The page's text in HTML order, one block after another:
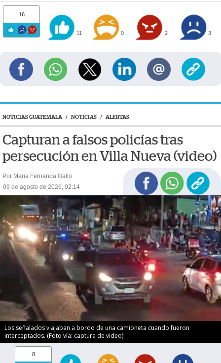
16
11 0 2 3
NOTICIAS GUATEMALA / NOTICIAS / ALERTAS
Capturan a falsos policías tras
persecución en Villa Nueva (video)
Por Maria Fernanda Gallo
09 de agosto de 2026, 02:14
Los señalados viajaban a bordo de una camioneta cuando fueron
interceptados. (Foto vía: captura de video)
8